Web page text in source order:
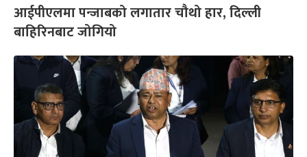
आईपीएलमा पन्जाबको लगातार चौथो हार, दिल्ली
बाहिरिनबाट जोगियो